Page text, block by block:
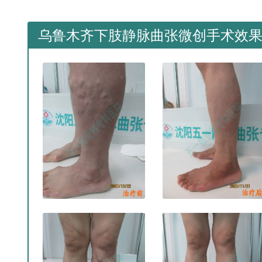
乌鲁木齐下肢静脉曲张微创手术效果